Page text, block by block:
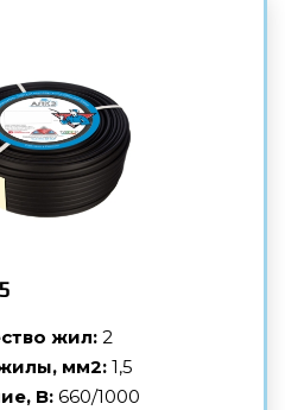
жил: 2
мм2: 1,5
В: 660/1000